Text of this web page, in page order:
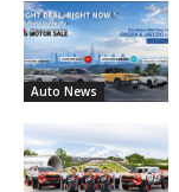
Auto News